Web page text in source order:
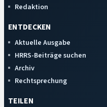
Redaktion
ENTDECKEN
Aktuelle Ausgabe
HRRS-Beiträge suchen
Archiv
Rechtsprechung
TEILEN